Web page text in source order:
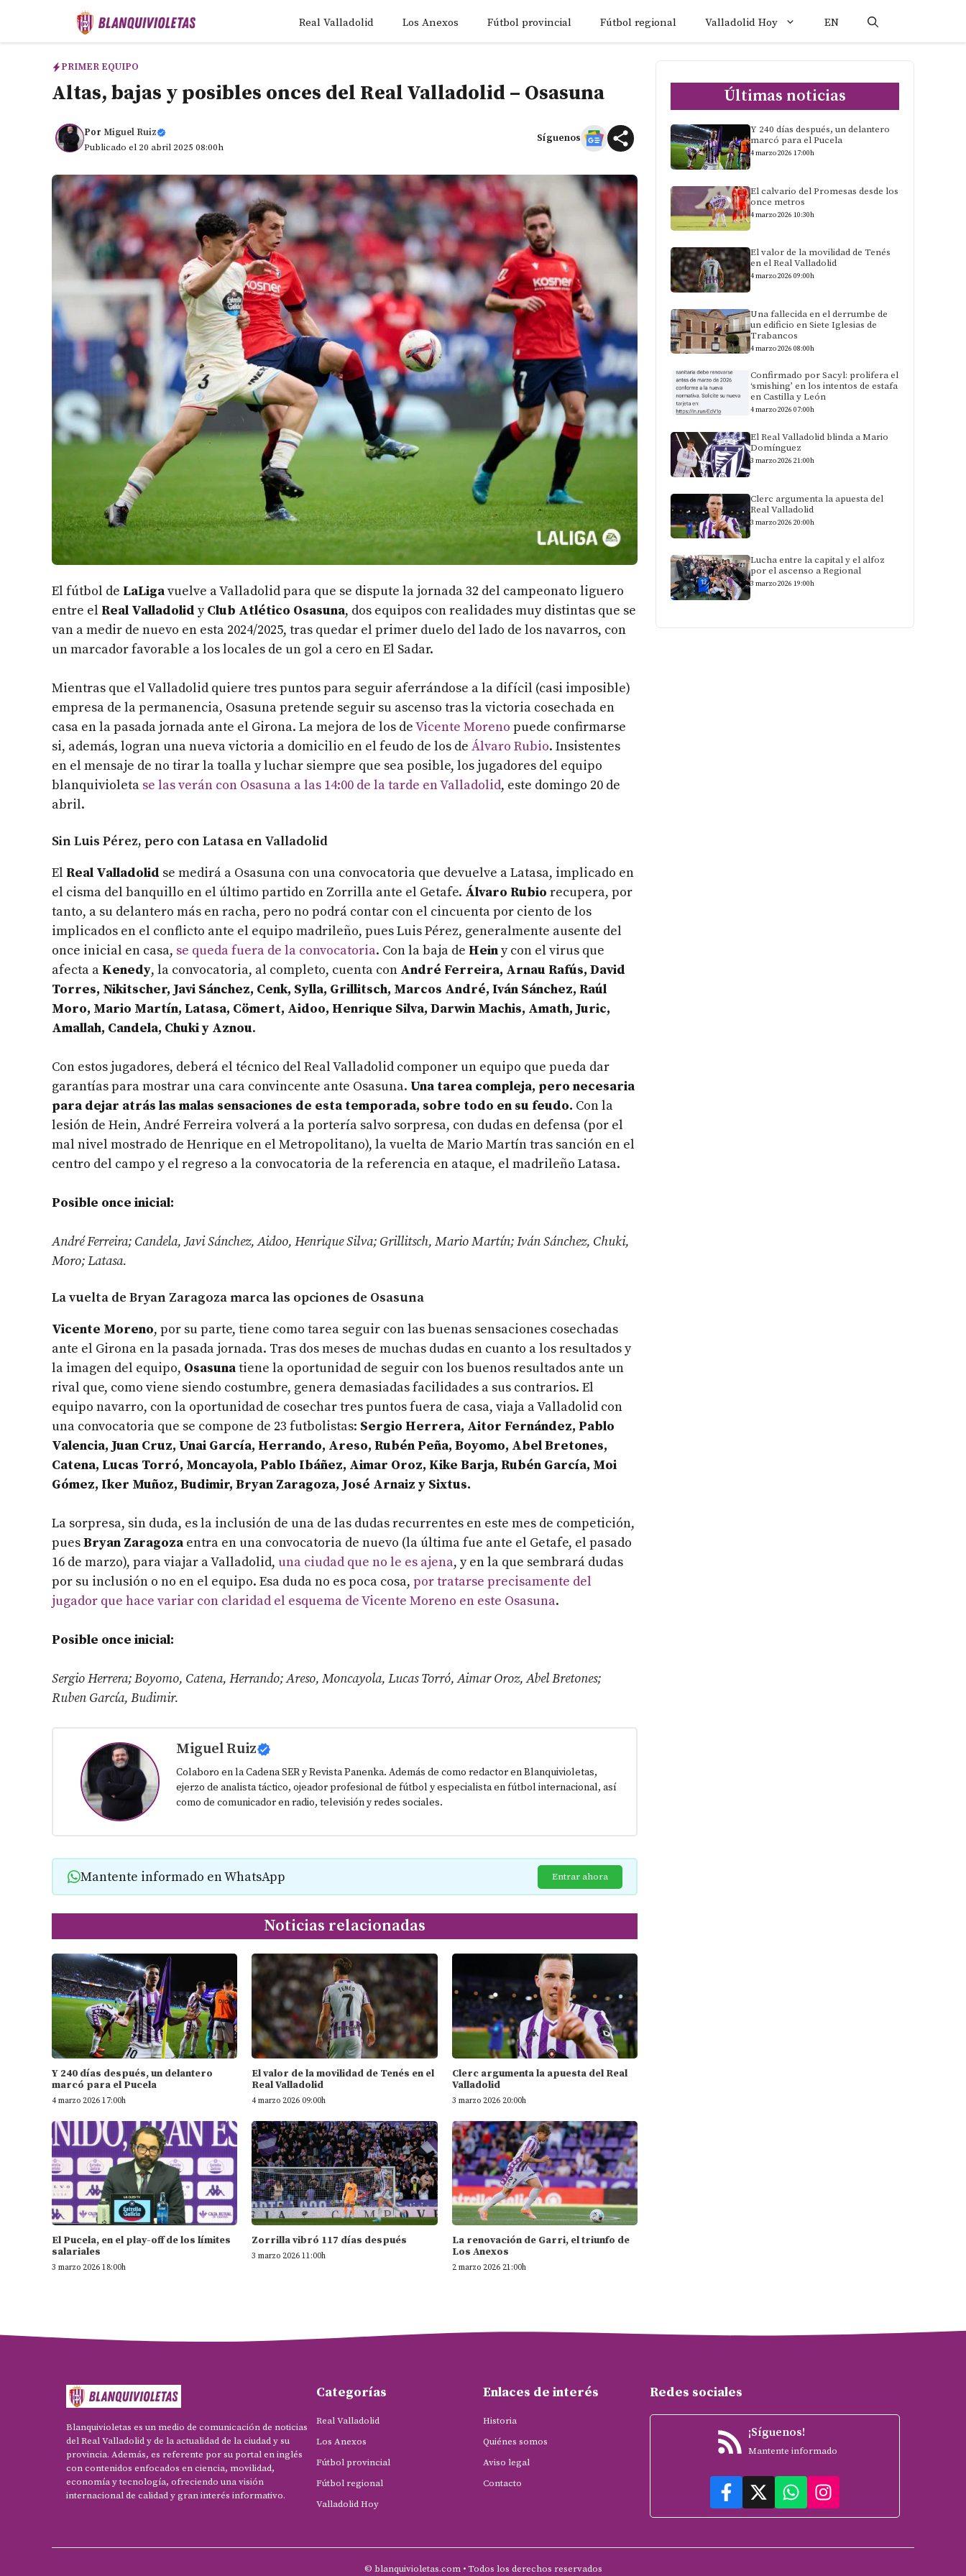
Real Valladolid Los Anexos Fútbol provincial Fútbol regional Valladolid Hoy EN
PRIMER EQUIPO
Altas, bajas y posibles onces del Real Valladolid – Osasuna
Por Miguel Ruiz
Publicado el 20 abril 2025 08:00h
Síguenos
El fútbol de LaLigavuelve a Valladolid para que se dispute la jornada 32 del campeonato liguero
entre el Real Valladolid yClub Atlético Osasuna, dos equipos con realidades muy distintas que se
van a medir de nuevo en esta 2024/2025, tras quedar el primer duelo del lado de los navarros, con
un marcador favorable a los locales de un gol a cero en El Sadar.
Mientras que el Valladolid quiere tres puntos para seguir aferrándose a la difícil (casi imposible)
empresa de la permanencia, Osasuna pretende seguir su ascenso tras la victoria cosechada en
casa en la pasada jornada ante el Girona. La mejora de los deVicente Moreno puede confirmarse
si, además, logran una nueva victoria a domicilio en el feudo de los de Álvaro Rubio. Insistentes
en el mensaje de no tirar la toalla y luchar siempre que sea posible, los jugadores del equipo
blanquivioleta se las verán con Osasuna a las 14:00 de la tarde en Valladolid, este domingo 20 de
abril.
Sin Luis Pérez, pero con Latasa en Valladolid
El Real Valladolid se medirá a Osasuna con una convocatoria que devuelve a Latasa, implicado en
el cisma del banquillo en el último partido en Zorrilla ante el Getafe. Álvaro Rubio recupera, por
tanto, a su delantero más en racha, pero no podrá contar con el cincuenta por ciento de los
implicados en el conflicto ante el equipo madrileño, pues Luis Pérez, generalmente ausente del
once inicial en casa, se queda fuera de la convocatoria. Con la baja de Heiny con el virus que
afecta a Kenedy, la convocatoria, al completo, cuenta con André Ferreira, Arnau Rafús, David
Torres, Nikitscher, Javi Sánchez, Cenk, Sylla, Grillitsch, Marcos André, Iván Sánchez, Raúl
Moro, Mario Martín, Latasa, Cömert, Aidoo, Henrique Silva, Darwin Machis, Amath, Juric,
Amallah, Candela, Chuki y Aznou.
Con estos jugadores, deberá el técnico del Real Valladolid componer un equipo que pueda dar
garantías para mostrar una cara convincente ante Osasuna. Una tarea compleja, pero necesaria
para dejar atrás las malas sensaciones de esta temporada, sobre todo en su feudo. Con la
lesión de Hein, André Ferreira volverá a la portería salvo sorpresa, con dudas en defensa (por el
mal nivel mostrado de Henrique en el Metropolitano), la vuelta de Mario Martín tras sanción en el
centro del campo y el regreso a la convocatoria de la referencia en ataque, el madrileño Latasa.
Posible once inicial:
André Ferreira; Candela, Javi Sánchez, Aidoo, Henrique Silva; Grillitsch, Mario Martín; Iván Sánchez, Chuki,
Moro; Latasa.
La vuelta de Bryan Zaragoza marca las opciones de Osasuna
Vicente Moreno, por su parte, tiene como tarea seguir con las buenas sensaciones cosechadas
ante el Girona en la pasada jornada. Tras dos meses de muchas dudas en cuanto a los resultados y
la imagen del equipo, Osasunatiene la oportunidad de seguir con los buenos resultados ante un
rival que, como viene siendo costumbre, genera demasiadas facilidades a sus contrarios. El
equipo navarro, con la oportunidad de cosechar tres puntos fuera de casa, viaja a Valladolid con
una convocatoria que se compone de 23 futbolistas: Sergio Herrera, Aitor Fernández, Pablo
Valencia, Juan Cruz, Unai García, Herrando, Areso, Rubén Peña, Boyomo, Abel Bretones,
Catena, Lucas Torró, Moncayola, Pablo Ibáñez, Aimar Oroz, Kike Barja, Rubén García, Moi
Gómez, Iker Muñoz, Budimir, Bryan Zaragoza, José Arnaiz y Sixtus.
La sorpresa, sin duda, es la inclusión de una de las dudas recurrentes en este mes de competición,
puesBryan Zaragoza entra en una convocatoria de nuevo (la última fue ante el Getafe, el pasado
16 de marzo), para viajar a Valladolid, una ciudad que no le es ajena, y en la que sembrará dudas
por su inclusión o no en el equipo. Esa duda no es poca cosa, por tratarse precisamente del
jugador que hace variar con claridad el esquema de Vicente Moreno en este Osasuna.
Posible once inicial:
Sergio Herrera; Boyomo, Catena, Herrando; Areso, Moncayola, Lucas Torró, Aimar Oroz, Abel Bretones;
Ruben García, Budimir.
Miguel Ruiz
Colaboro en la Cadena SER y Revista Panenka. Además de como redactor en Blanquivioletas,
ejerzo de analista táctico, ojeador profesional de fútbol y especialista en fútbol internacional, así
como de comunicador en radio, televisión y redes sociales.
Mantente informado en WhatsApp Entrar ahora
Noticias relacionadas
Y 240 días después, un delantero
marcó para el Pucela
4 marzo 2026 17:00h
El valor de la movilidad de Tenés en el
Real Valladolid
4 marzo 2026 09:00h
Clerc argumenta la apuesta del Real
Valladolid
3 marzo 2026 20:00h
El Pucela, en el play-off de los límites
salariales
3 marzo 2026 18:00h
Zorrilla vibró 117 días después
3 marzo 2026 11:00h
La renovación de Garri, el triunfo de
Los Anexos
2 marzo 2026 21:00h
Últimas noticias
Y 240 días después, un delantero
marcó para el Pucela
4 marzo 2026 17:00h
El calvario del Promesas desde los
once metros
4 marzo 2026 10:30h
El valor de la movilidad de Tenés
en el Real Valladolid
4 marzo 2026 09:00h
Una fallecida en el derrumbe de
un edificio en Siete Iglesias de
Trabancos
4 marzo 2026 08:00h
Confirmado por Sacyl: prolifera el
‘smishing’ en los intentos de estafa
en Castilla y León
4 marzo 2026 07:00h
El Real Valladolid blinda a Mario
Domínguez
3 marzo 2026 21:00h
Clerc argumenta la apuesta del
Real Valladolid
3 marzo 2026 20:00h
Lucha entre la capital y el alfoz
por el ascenso a Regional
3 marzo 2026 19:00h
Blanquivioletas es un medio de comunicación de noticias
del Real Valladolid y de la actualidad de la ciudad y su
provincia. Además, es referente por su portal en inglés
con contenidos enfocados en ciencia, movilidad,
economía y tecnología, ofreciendo una visión
internacional de calidad y gran interés informativo.
Categorías
Real Valladolid
Los Anexos
Fútbol provincial
Fútbol regional
Valladolid Hoy
Enlaces de interés
Historia
Quiénes somos
Aviso legal
Contacto
Redes sociales
¡Síguenos!
Mantente informado
© blanquivioletas.com • Todos los derechos reservados